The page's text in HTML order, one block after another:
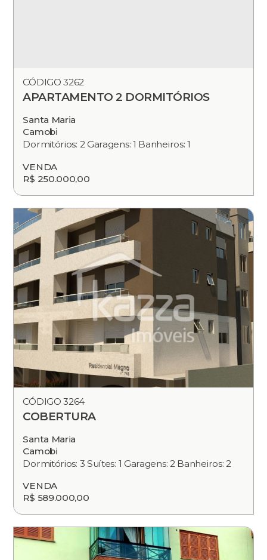
CÓDIGO 3262
APARTAMENTO 2 DORMITÓRIOS
Santa Maria
Camobi
Dormitórios: 2 Garagens: 1 Banheiros: 1
VENDA
R$ 250.000,00
CÓDIGO 3264
COBERTURA
Santa Maria
Camobi
Dormitórios: 3 Suítes: 1 Garagens: 2 Banheiros: 2
VENDA
R$ 589.000,00